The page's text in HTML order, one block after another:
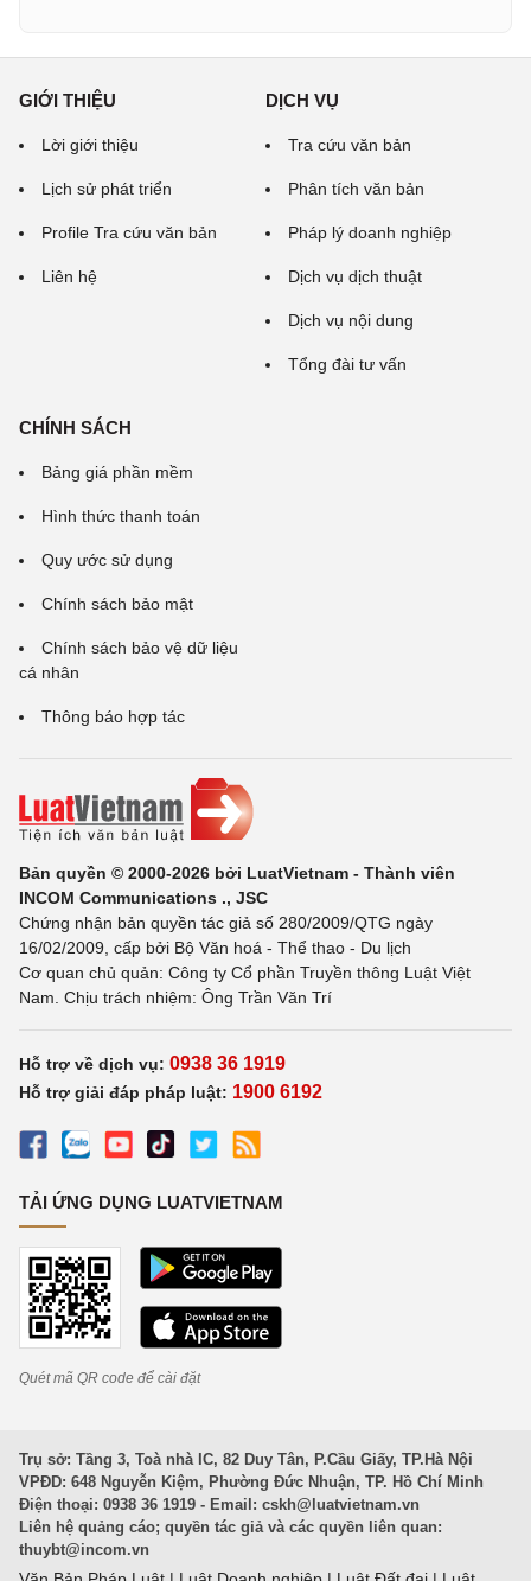
GIỚI THIỆU
Lời giới thiệu
Lịch sử phát triển
Profile Tra cứu văn bản
Liên hệ
DỊCH VỤ
Tra cứu văn bản
Phân tích văn bản
Pháp lý doanh nghiệp
Dịch vụ dịch thuật
Dịch vụ nội dung
Tổng đài tư vấn
CHÍNH SÁCH
Bảng giá phần mềm
Hình thức thanh toán
Quy ước sử dụng
Chính sách bảo mật
Chính sách bảo vệ dữ liệu
cá nhân
Thông báo hợp tác
Bản quyền © 2000-2026 bởi LuatVietnam - Thành viên
INCOM Communications ., JSC
Chứng nhận bản quyền tác giả số 280/2009/QTG ngày
16/02/2009, cấp bởi Bộ Văn hoá - Thể thao - Du lịch
Cơ quan chủ quản: Công ty Cổ phần Truyền thông Luật Việt
Nam. Chịu trách nhiệm: Ông Trần Văn Trí
Hỗ trợ về dịch vụ: 0938 36 1919
Hỗ trợ giải đáp pháp luật: 1900 6192
TẢI ỨNG DỤNG LUATVIETNAM
Quét mã QR code để cài đặt
Trụ sở: Tầng 3, Toà nhà IC, 82 Duy Tân, P.Cầu Giấy, TP.Hà Nội
VPĐD: 648 Nguyễn Kiệm, Phường Đức Nhuận, TP. Hồ Chí Minh
Điện thoại: 0938 36 1919 - Email: cskh@luatvietnam.vn
Liên hệ quảng cáo; quyền tác giả và các quyền liên quan:
thuybt@incom.vn